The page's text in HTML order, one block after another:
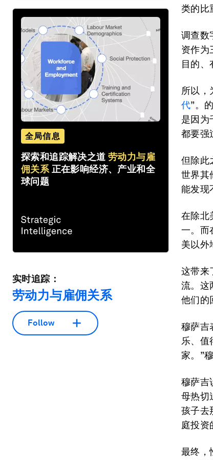
全局信息
探索和追踪解决之道 劳动力与雇
佣关系 正在影响经济、产业和全
球问题
实时追踪：
劳动力与雇佣关系
Follow
类的比
调查数
资作为
目的、
所以，
代”。
是因为
都要强
但除此
世界其
能发现
在除北
一。而
美以外
这带来
流。这
他们的
穆萨吉
乐、值
家。”
穆萨吉
母热切
孩子去
庭投资
最终，